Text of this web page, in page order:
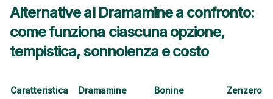
Alternative al Dramamine a confronto:
come funziona ciascuna opzione,
tempistica, sonnolenza e costo
Caratteristica Dramamine Bonine Zenzero